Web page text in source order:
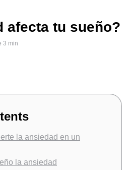
afecta tu sueño?
3 min
la ansiedad en un
la ansiedad